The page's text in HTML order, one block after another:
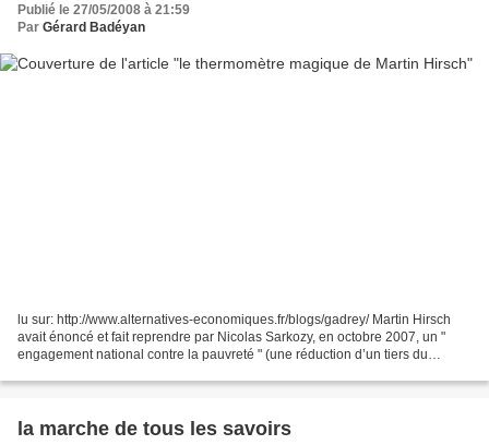
Publié le 27/05/2008 à 21:59
Par Gérard Badéyan
lu sur: http://www.alternatives-economiques.fr/blogs/gadrey/ Martin Hirsch
avait énoncé et fait reprendre par Nicolas Sarkozy, en octobre 2007, un "
engagement national contre la pauvreté " (une réduction d’un tiers du
la marche de tous les savoirs